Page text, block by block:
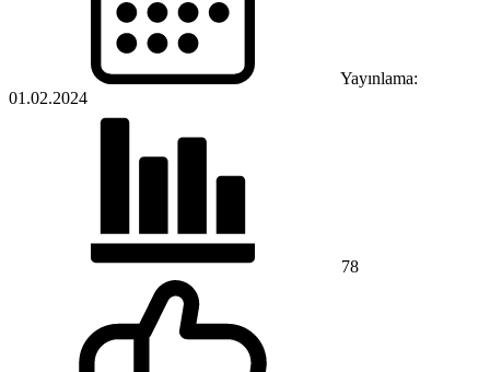
Yayınlama:
01.02.2024
78